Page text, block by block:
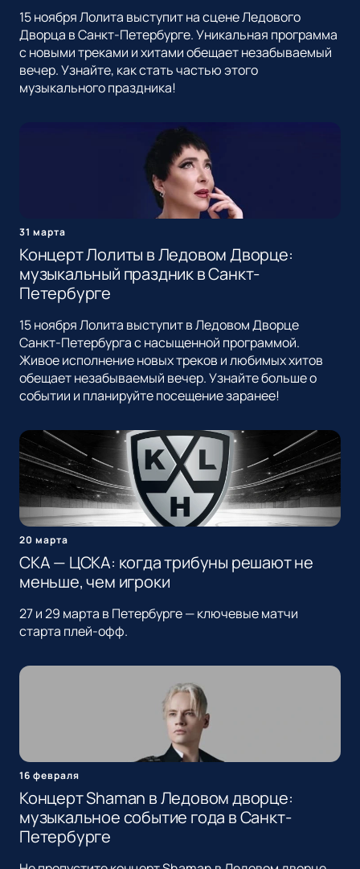
15 ноября Лолита выступит на сцене Ледового
Дворца в Санкт-Петербурге. Уникальная программа
с новыми треками и хитами обещает незабываемый
вечер. Узнайте, как стать частью этого
музыкального праздника!
31 марта
Концерт Лолиты в Ледовом Дворце:
музыкальный праздник в Санкт-
Петербурге
15 ноября Лолита выступит в Ледовом Дворце
Санкт-Петербурга с насыщенной программой.
Живое исполнение новых треков и любимых хитов
обещает незабываемый вечер. Узнайте больше о
событии и планируйте посещение заранее!
20 марта
СКА — ЦСКА: когда трибуны решают не
меньше, чем игроки
27 и 29 марта в Петербурге — ключевые матчи
старта плей-офф.
16 февраля
Концерт Shaman в Ледовом дворце:
музыкальное событие года в Санкт-
Петербурге